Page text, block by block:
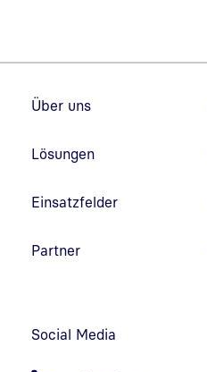
Über uns
Lösungen
Einsatzfelder
Partner
Social Media